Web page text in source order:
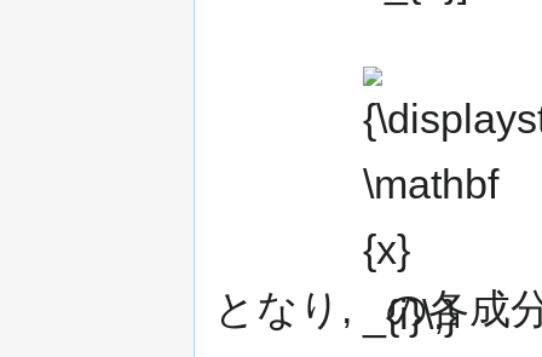
となり,
{\displaystyle
\mathbf {x}
_{i}\,}
の各成